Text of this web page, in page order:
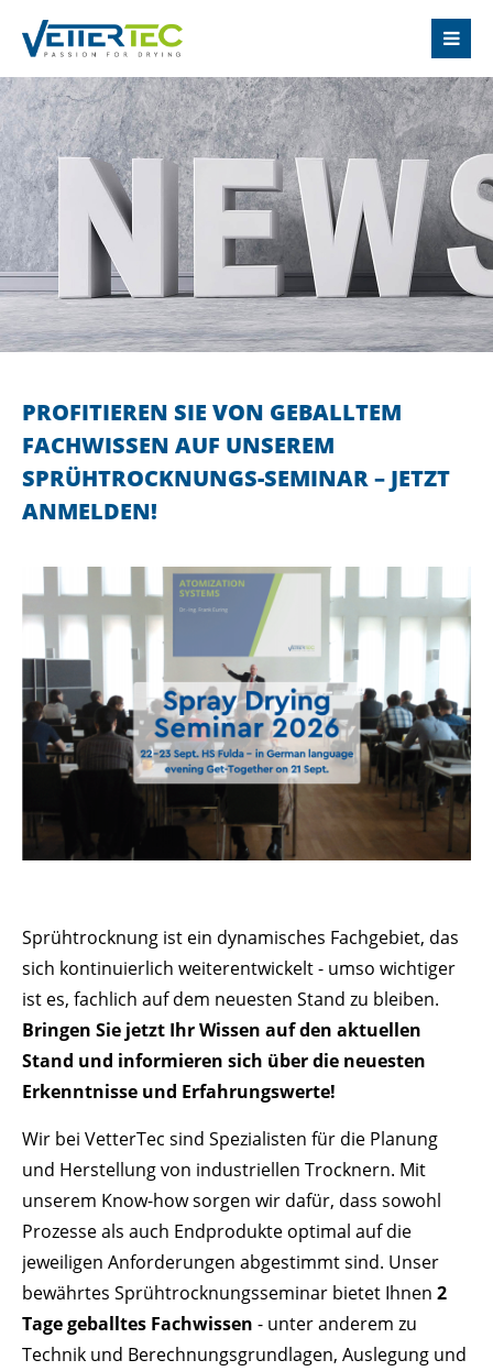
LOGIN
Username
Password
Login
Register|Lost your password?
SUPPORT
24h / 365days
We offer support for our customers
Mon - Fri 8:00am - 5:00pm(GMT +1)
GET IN TOUCH
Cybersteel Inc.
376-293 City Road, Suite 600
San Francisco, CA 94102
+44 1234 567 890
Drop us a line
info@yourdomain.com
ABOUT US
adipiscing elit.
Aenean commodo ligula eget dolor. Aenean
massa. Cum sociis natoque penatibus et magnis
dis parturient montes, nascetur ridiculus mus.
Donec quam felis, ultricies nec.
PROFITIEREN SIE VON GEBALLTEM
FACHWISSEN AUF UNSEREM
SPRÜHTROCKNUNGS-SEMINAR – JETZT
ANMELDEN!
Sprühtrocknung ist ein dynamisches Fachgebiet, das
sich kontinuierlich weiterentwickelt - umso wichtiger
ist es, fachlich auf dem neuesten Stand zu bleiben.
Bringen Sie jetzt Ihr Wissen auf den aktuellen
Stand und informieren sich über die neuesten
Erkenntnisse und Erfahrungswerte!
Wir bei VetterTec sind Spezialisten für die Planung
und Herstellung von industriellen Trocknern. Mit
unserem Know-how sorgen wir dafür, dass sowohl
Prozesse als auch Endprodukte optimal auf die
jeweiligen Anforderungen abgestimmt sind. Unser
bewährtes Sprühtrocknungsseminar bietet Ihnen 2
Tage geballtes Fachwissen - unter anderem zu
Technik und Berechnungsgrundlagen, Auslegung und